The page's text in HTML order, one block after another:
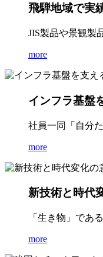
飛騨地域で実
JIS製品や景観製
more
インフラ基盤
社員一同「自分
more
新技術と時代
「生き物」であ
more